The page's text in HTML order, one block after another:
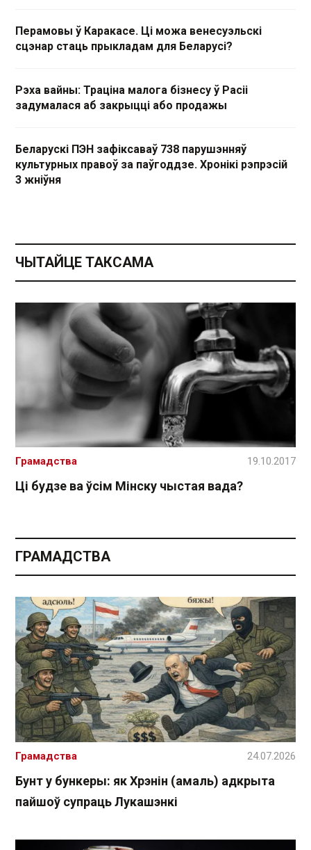
Перамовы ў Каракасе. Ці можа венесуэльскі
сцэнар стаць прыкладам для Беларусі?
Рэха вайны: Траціна малога бізнесу ў Расіі
задумалася аб закрыцці або продажы
Беларускі ПЭН зафіксаваў 738 парушэнняў
культурных правоў за паўгоддзе. Хронікі рэпрэсій
3 жніўня
ЧЫТАЙЦЕ ТАКСАМА
Ці будзе ва ўсім Мінску чыстая вада?
Грамадства 19.10.2017
ГРАМАДСТВА
Бунт у бункеры: як Хрэнін (амаль) адкрыта
пайшоў супраць Лукашэнкі
Грамадства 24.07.2026